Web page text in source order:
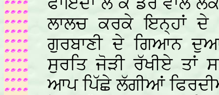
ਲਾਲਚ ਕਰਕੇ ਇਨ੍ਹਾਂ
ਗੁਰਬਾਣੀ ਦੇ ਗਿਆਨ
ਸੁਰਤਿ ਜੋੜੀ ਰੱਖੀਏ ਤਾਂ
ਆਪ ਪਿੱਛੇ ਲੱਗੀਆਂ